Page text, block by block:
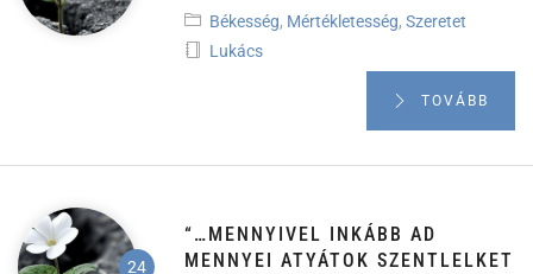
Békesség, Mértékletesség, Szeretet
Lukács
TOVÁBB
“…MENNYIVEL INKÁBB AD
MENNYEI ATYÁTOK SZENTLELKET